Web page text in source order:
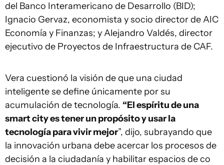
del Banco Interamericano de Desarrollo (BID);
Ignacio Gervaz, economista y socio director de AIC
Economía y Finanzas; y Alejandro Valdés, director
ejecutivo de Proyectos de Infraestructura de CAF.
Vera cuestionó la visión de que una ciudad
inteligente se define únicamente por su
acumulación de tecnología. “El espíritu de una
smart city es tener un propósito y usar la
tecnología para vivir mejor”, dijo, subrayando que
la innovación urbana debe acercar los procesos de
decisión a la ciudadanía y habilitar espacios de co